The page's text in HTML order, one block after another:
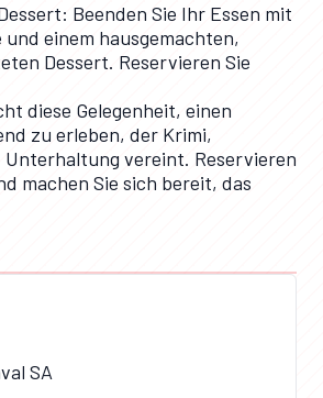
SA
Beenden Sie Ihr Essen mit
einem hausgemachten,
Dessert. Reservieren Sie
diese Gelegenheit, einen
zu erleben, der Krimi,
Unterhaltung vereint. Reservieren
machen Sie sich bereit, das